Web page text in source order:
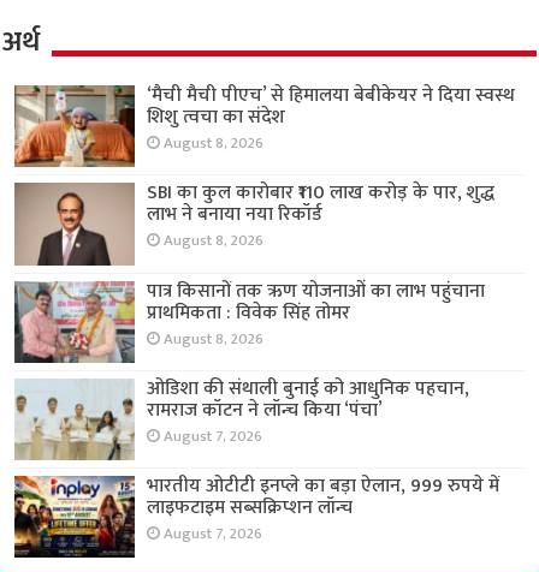
अर्थ
‘मैची मैची पीएच’ से हिमालया बेबीकेयर ने दिया स्वस्थ
शिशु त्वचा का संदेश
August 8, 2026
SBI का कुल कारोबार ₹110 लाख करोड़ के पार, शुद्ध
लाभ ने बनाया नया रिकॉर्ड
August 8, 2026
पात्र किसानों तक ऋण योजनाओं का लाभ पहुंचाना
प्राथमिकता : विवेक सिंह तोमर
August 8, 2026
ओडिशा की संथाली बुनाई को आधुनिक पहचान,
रामराज कॉटन ने लॉन्च किया ‘पंचा’
August 7, 2026
भारतीय ओटीटी इनप्ले का बड़ा ऐलान, 999 रुपये में
लाइफटाइम सब्सक्रिप्शन लॉन्च
August 7, 2026